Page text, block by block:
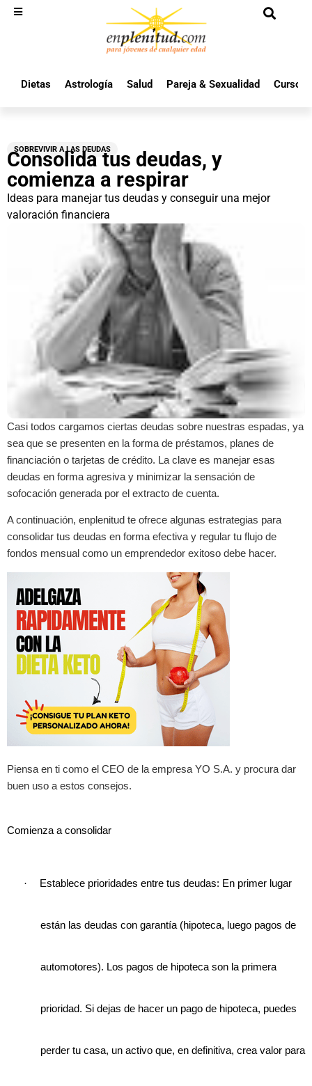
Dietas Astrología Salud Pareja & Sexualidad Cursos
SOBREVIVIR A LAS DEUDAS
Consolida tus deudas, y
comienza a respirar
Ideas para manejar tus deudas y conseguir una mejor
valoración financiera
Casi todos cargamos ciertas deudas sobre nuestras espadas, ya
sea que se presenten en la forma de préstamos, planes de
financiación o tarjetas de crédito. La clave es manejar esas
deudas en forma agresiva y minimizar la sensación de
sofocación generada por el extracto de cuenta.
A continuación, enplenitud te ofrece algunas estrategias para
consolidar tus deudas en forma efectiva y regular tu flujo de
fondos mensual como un emprendedor exitoso debe hacer.
Piensa en ti como el CEO de la empresa YO S.A. y procura dar
buen uso a estos consejos.
Comienza a consolidar
· Establece prioridades entre tus deudas: En primer lugar
están las deudas con garantía (hipoteca, luego pagos de
automotores). Los pagos de hipoteca son la primera
prioridad. Si dejas de hacer un pago de hipoteca, puedes
perder tu casa, un activo que, en definitiva, crea valor para